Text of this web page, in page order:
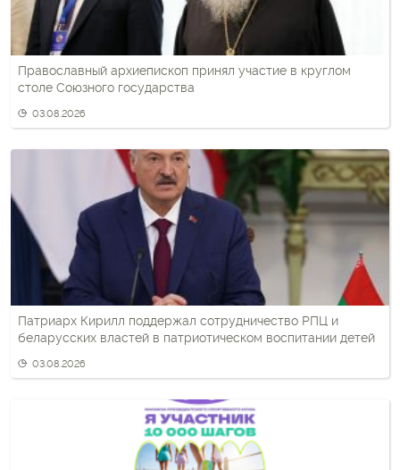
Православный архиепископ принял участие в круглом
столе Союзного государства
03.08.2026
Патриарх Кирилл поддержал сотрудничество РПЦ и
беларусских властей в патриотическом воспитании детей
03.08.2026